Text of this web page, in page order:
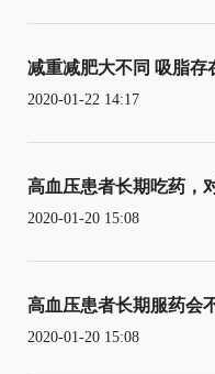
减重减肥大不同 吸脂存
2020-01-22 14:17
高血压患者长期吃药，
2020-01-20 15:08
高血压患者长期服药会
2020-01-20 15:08